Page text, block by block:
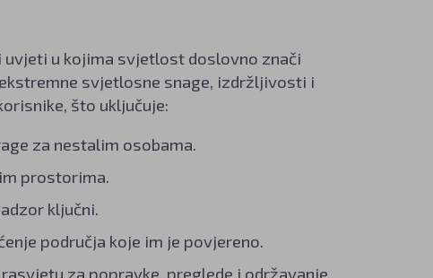
uvjeti u kojima svjetlost doslovno znači
svjetlosne snage, izdržljivosti i
što uključuje:
za nestalim osobama.
prostorima.
ključni.
područja koje im je povjereno.
za popravke, preglede i održavanje.